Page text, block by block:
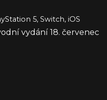
5, Switch, iOS
vydání 18. červenec